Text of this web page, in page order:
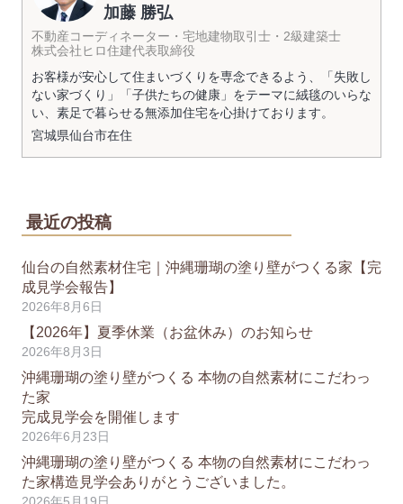
加藤 勝弘
不動産コーディネーター・宅地建物取引士・2級建築士
株式会社ヒロ住建代表取締役
お客様が安心して住まいづくりを専念できるよう、「失敗し
ない家づくり」「子供たちの健康」をテーマに絨毯のいらな
い、素足で暮らせる無添加住宅を心掛けております。
宮城県仙台市在住
最近の投稿
仙台の自然素材住宅｜沖縄珊瑚の塗り壁がつくる家【完
成見学会報告】
2026年8月6日
【2026年】夏季休業（お盆休み）のお知らせ
2026年8月3日
沖縄珊瑚の塗り壁がつくる 本物の自然素材にこだわっ
た家
完成見学会を開催します
2026年6月23日
沖縄珊瑚の塗り壁がつくる 本物の自然素材にこだわっ
た家構造見学会ありがとうございました。